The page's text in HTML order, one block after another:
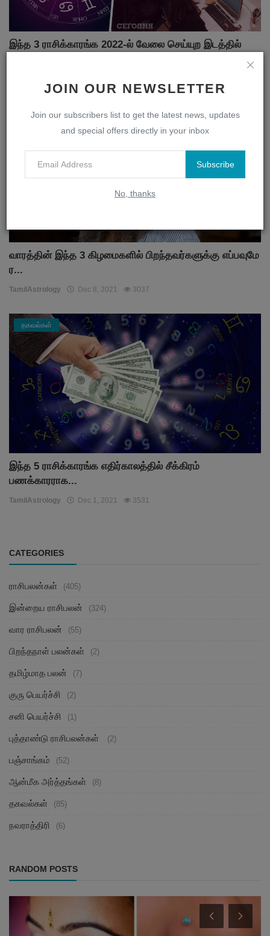
JOIN OUR NEWSLETTER
Join our subscribers list to get the latest news, updates
and special offers directly in your inbox
Subscribe
No, thanks
இந்த 3 ராசிக்காரங்க 2022-ல் வேலை செய்யுற இடத்தில்
தகவல்கள்
வாரத்தின் இந்த 3 கிழமைகளில் பிறந்தவர்களுக்கு எப்பவுமே
ர...
TamilAstrology Dec 8, 2021 3037
தகவல்கள்
இந்த 5 ராசிக்காரங்க எதிர்காலத்தில் சீக்கிரம்
பணக்காரராக...
TamilAstrology Dec 1, 2021 3531
CATEGORIES
ராசிபலன்கள் (405)
இன்றைய ராசிபலன் (324)
வார ராசிபலன் (55)
பிறந்தநாள் பலன்கள் (2)
தமிழ்மாத பலன் (7)
குரு பெயர்ச்சி (2)
சனி பெயர்ச்சி (1)
புத்தாண்டு ராசிபலன்கள் (2)
பஞ்சாங்கம் (52)
ஆன்மீக அர்த்தங்கள் (8)
தகவல்கள் (85)
நவராத்திரி (6)
RANDOM POSTS